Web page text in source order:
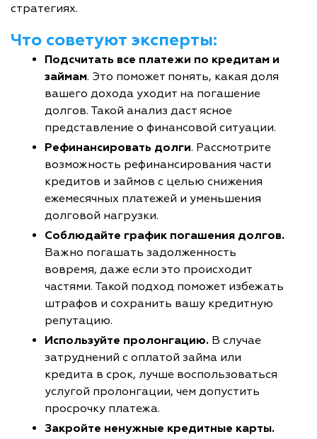
стратегиях.
Что советуют эксперты:
Подсчитать все платежи по кредитам и
займам. Это поможет понять, какая доля
вашего дохода уходит на погашение
долгов. Такой анализ даст ясное
представление о финансовой ситуации.
Рефинансировать долги. Рассмотрите
возможность рефинансирования части
кредитов и займов с целью снижения
ежемесячных платежей и уменьшения
долговой нагрузки.
Соблюдайте график погашения долгов.
Важно погашать задолженность
вовремя, даже если это происходит
частями. Такой подход поможет избежать
штрафов и сохранить вашу кредитную
репутацию.
Используйте пролонгацию. В случае
затруднений с оплатой займа или
кредита в срок, лучше воспользоваться
услугой пролонгации, чем допустить
просрочку платежа.
Закройте ненужные кредитные карты.